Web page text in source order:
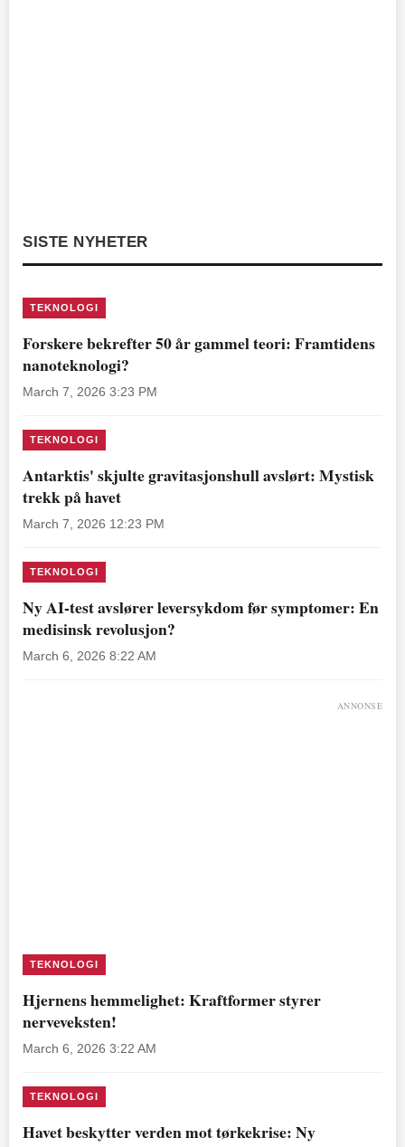
SISTE NYHETER
TEKNOLOGI
Forskere bekrefter 50 år gammel teori: Framtidens
nanoteknologi?
March 7, 2026 3:23 PM
TEKNOLOGI
Antarktis' skjulte gravitasjonshull avslørt: Mystisk
trekk på havet
March 7, 2026 12:23 PM
TEKNOLOGI
Ny AI-test avslører leversykdom før symptomer: En
medisinsk revolusjon?
March 6, 2026 8:22 AM
ANNONSE
TEKNOLOGI
Hjernens hemmelighet: Kraftformer styrer
nerveveksten!
March 6, 2026 3:22 AM
TEKNOLOGI
Havet beskytter verden mot tørkekrise: Ny